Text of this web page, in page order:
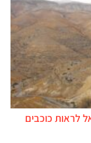
לראות כוכבים